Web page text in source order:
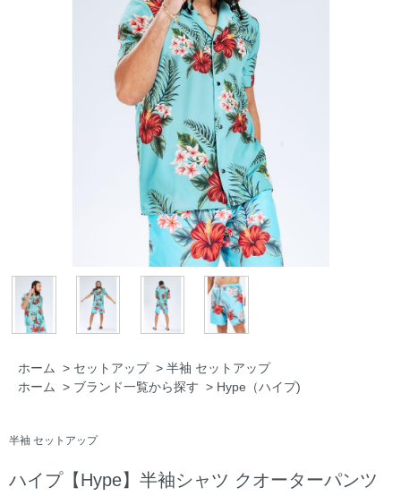
ホーム > セットアップ > 半袖 セットアップ
ホーム
> ブランド一覧から探す > Hype（ハイプ)
半袖 セットアップ
ハイプ【Hype】半袖シャツ クオーターパンツ